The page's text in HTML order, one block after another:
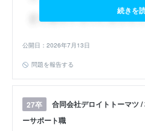
続きを
公開日：2026年7月13日
問題を報告する
27卒
合同会社デロイトトーマツ
ーサポート職